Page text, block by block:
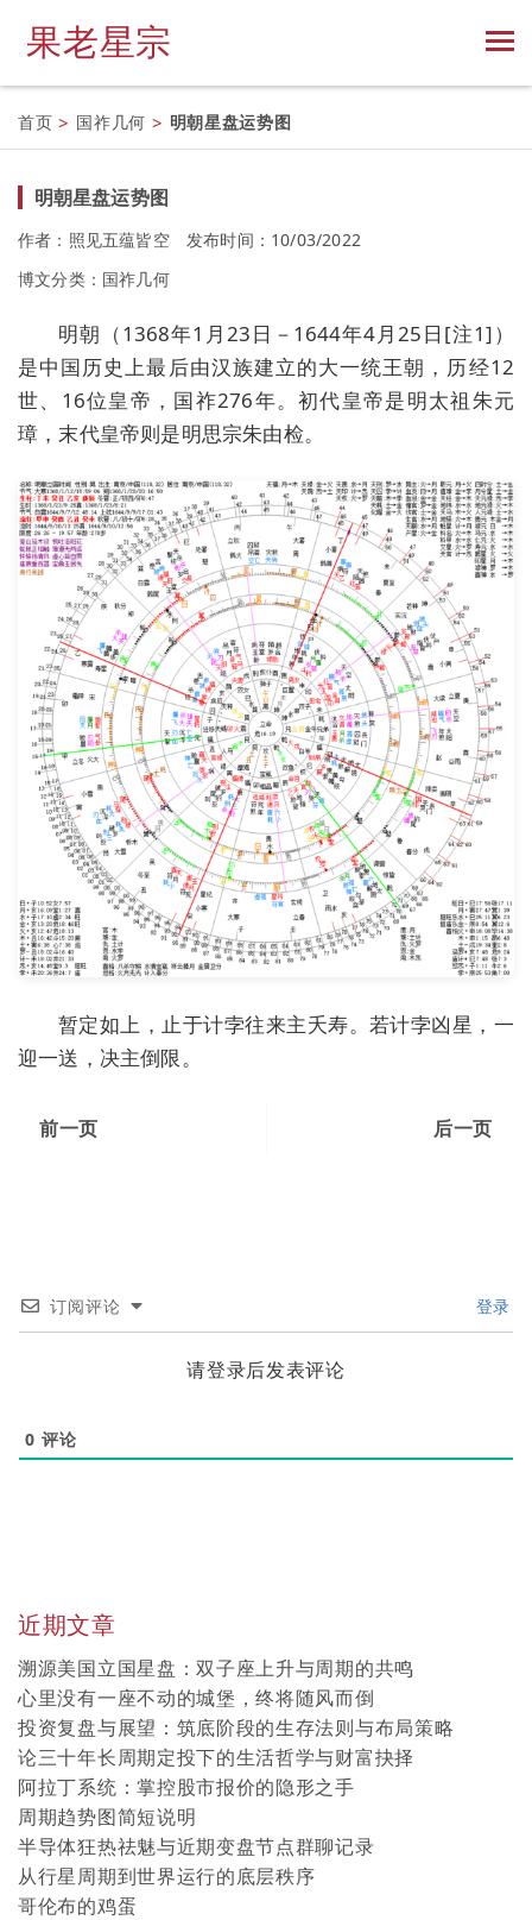
果老星宗
首页 > 国祚几何 > 明朝星盘运势图
明朝星盘运势图
作者：照见五蕴皆空
发布时间：10/03/2022
博文分类： 国祚几何
明朝（1368年1月23日－1644年4月25日[注1]）
是中国历史上最后由汉族建立的大一统王朝，历经12
世、16位皇帝，国祚276年。初代皇帝是明太祖朱元
璋，末代皇帝则是明思宗朱由检。
暂定如上，止于计孛往来主夭寿。若计孛凶星，一
迎一送，决主倒限。
前一页 后一页
订阅评论 登录
请登录后发表评论
0 评论
近期文章
溯源美国立国星盘：双子座上升与周期的共鸣
心里没有一座不动的城堡，终将随风而倒
投资复盘与展望：筑底阶段的生存法则与布局策略
论三十年长周期定投下的生活哲学与财富抉择
阿拉丁系统：掌控股市报价的隐形之手
周期趋势图简短说明
半导体狂热祛魅与近期变盘节点群聊记录
从行星周期到世界运行的底层秩序
哥伦布的鸡蛋